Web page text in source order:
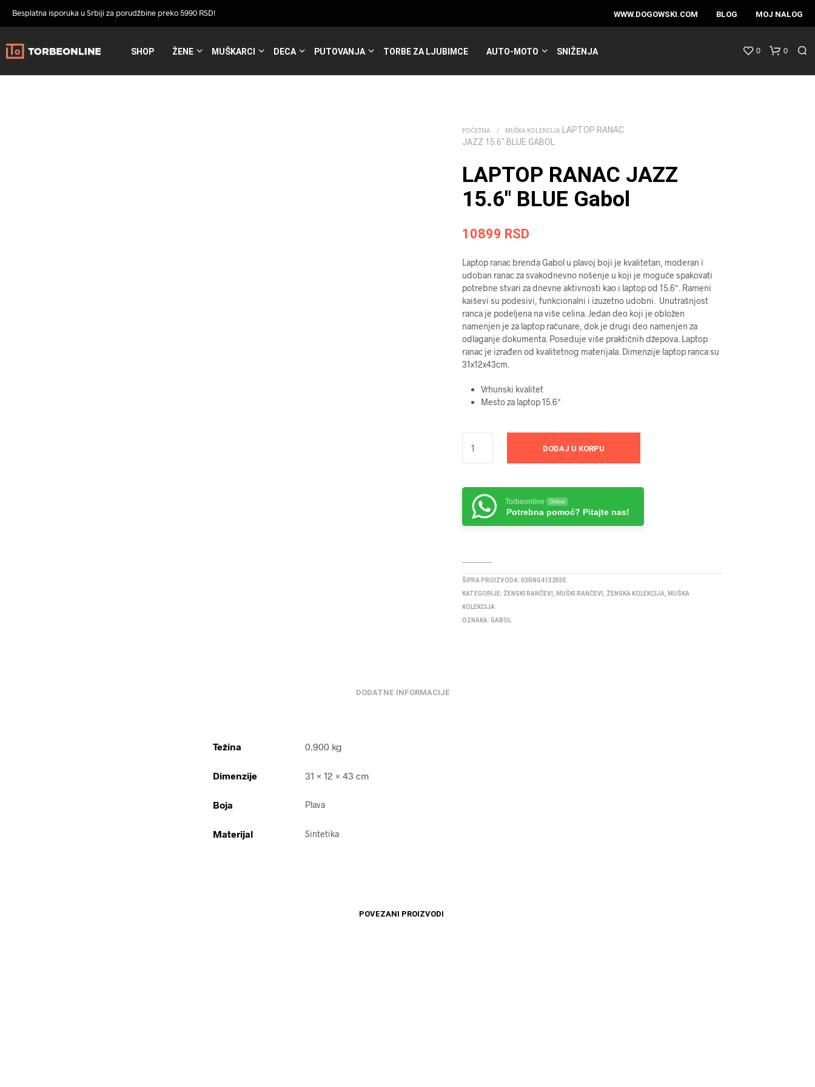
Besplatna isporuka u Srbiji za porudžbine preko 5990 RSD! WWW.DOGOWSKI.COM BLOG MOJ NALOG
SHOP ŽENE MUŠKARCI DECA PUTOVANJA TORBE ZA LJUBIMCE AUTO-MOTO SNIŽENJA 0 0
POČETNA / MUŠKA KOLEKCIJA
LAPTOP RANAC
JAZZ 15.6″ BLUE GABOL
LAPTOP RANAC JAZZ
15.6″ BLUE Gabol
10899 RSD
Laptop ranac brenda Gabol u plavoj boji je kvalitetan, moderan i
udoban ranac za svakodnevno nošenje u koji je moguće spakovati
potrebne stvari za dnevne aktivnosti kao i laptop od 15.6″. Rameni
kaiševi su podesivi, funkcionalni i izuzetno udobni. Unutrašnjost
ranca je podeljena na više celina. Jedan deo koji je obložen
namenjen je za laptop računare, dok je drugi deo namenjen za
odlaganje dokumenta. Poseduje više praktičnih džepova. Laptop
ranac je izrađen od kvalitetnog materijala. Dimenzije laptop ranca su
31x12x43cm.
Vrhunski kvalitet
Mesto za laptop 15.6″
DODAJ U KORPU
Torbeonline Online
Potrebna pomoć? Pitajte nas!
ŠIFRA PROIZVODA:03RNG413255E
KATEGORIJE: ŽENSKI RANČEVI MUŠKI RANČEVI ŽENSKA KOLEKCIJA
MUŠKA
KOLEKCIJA
OZNAKA:GABOL
DODATNE INFORMACIJE
Težina 0.900 kg
Dimenzije 31 × 12 × 43 cm
Boja Plava
Materijal Sintetika
POVEZANI PROIZVODI